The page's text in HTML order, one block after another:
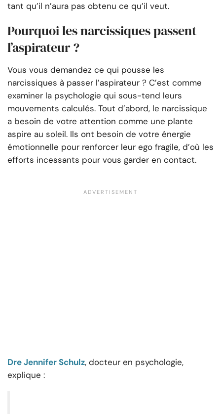
tant qu’il n’aura pas obtenu ce qu’il veut.
Pourquoi les narcissiques passent
l’aspirateur ?
Vous vous demandez ce qui pousse les
narcissiques à passer l’aspirateur ? C’est comme
examiner la psychologie qui sous-tend leurs
mouvements calculés. Tout d’abord, le narcissique
a besoin de votre attention comme une plante
aspire au soleil. Ils ont besoin de votre énergie
émotionnelle pour renforcer leur ego fragile, d’où les
efforts incessants pour vous garder en contact.
Dre Jennifer Schulz, docteur en psychologie,
explique :